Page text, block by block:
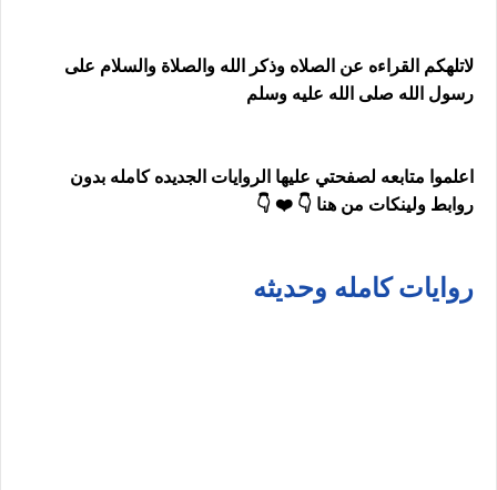
لاتلهكم القراءه عن الصلاه وذكر الله والصلاة والسلام على
رسول الله صلى الله عليه وسلم
اعلموا متابعه لصفحتي عليها الروايات الجديده كامله بدون
روابط ولينكات من هنا 👇 ❤️ 👇
روايات كامله وحديثه